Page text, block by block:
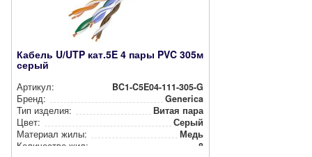
Кабель U/UTP кат.5E 4 пары PVC 305м
серый
Артикул:
BC1-C5E04-111-305-G
Бренд:
Generica
Тип изделия:
Витая пара
Цвет:
Серый
Материал жилы:
Медь
Количество жил:
8